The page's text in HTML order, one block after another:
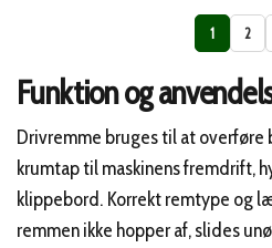
1 2
Funktion og
Drivremme bruges til at
krumtap til maskinens fremdrift,
klippebord. Korrekt remtype og
remmen ikke hopper af, slides